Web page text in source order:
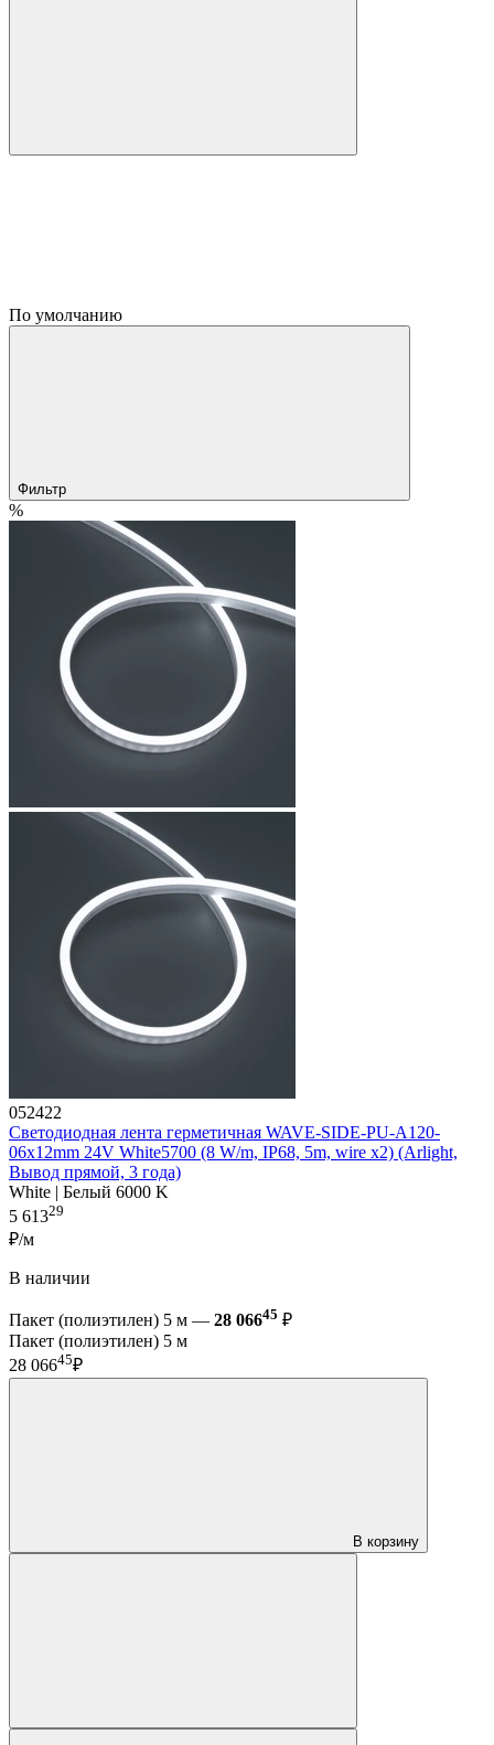
По умолчанию
Фильтр
%
052422
Светодиодная лента герметичная WAVE-SIDE-PU-A120-
06x12mm 24V White5700 (8 W/m, IP68, 5m, wire x2) (Arlight,
Вывод прямой, 3 года)
White | Белый 6000 K
5 61329
₽/м
В наличии
Пакет (полиэтилен) 5 м — 28 06645 ₽
Пакет (полиэтилен) 5 м
28 06645₽
В корзину